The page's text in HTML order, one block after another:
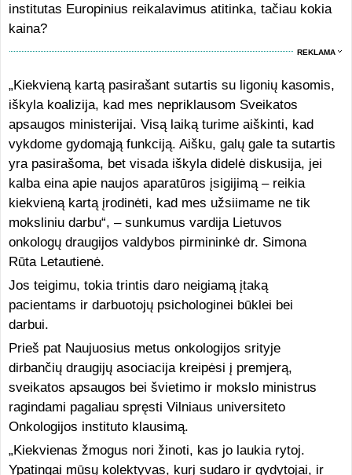
institutas Europinius reikalavimus atitinka, tačiau kokia
kaina?
REKLAMA
„Kiekvieną kartą pasirašant sutartis su ligonių kasomis,
iškyla koalizija, kad mes nepriklausom Sveikatos
apsaugos ministerijai. Visą laiką turime aiškinti, kad
vykdome gydomąją funkciją. Aišku, galų gale ta sutartis
yra pasirašoma, bet visada iškyla didelė diskusija, jei
kalba eina apie naujos aparatūros įsigijimą – reikia
kiekvieną kartą įrodinėti, kad mes užsiimame ne tik
moksliniu darbu“, – sunkumus vardija Lietuvos
onkologų draugijos valdybos pirmininkė dr. Simona
Rūta Letautienė.
Jos teigimu, tokia trintis daro neigiamą įtaką
pacientams ir darbuotojų psichologinei būklei bei
darbui.
Prieš pat Naujuosius metus onkologijos srityje
dirbančių draugijų asociacija kreipėsi į premjerą,
sveikatos apsaugos bei švietimo ir mokslo ministrus
ragindami pagaliau spręsti Vilniaus universiteto
Onkologijos instituto klausimą.
„Kiekvienas žmogus nori žinoti, kas jo laukia rytoj.
Ypatingai mūsų kolektyvas, kurį sudaro ir gydytojai, ir